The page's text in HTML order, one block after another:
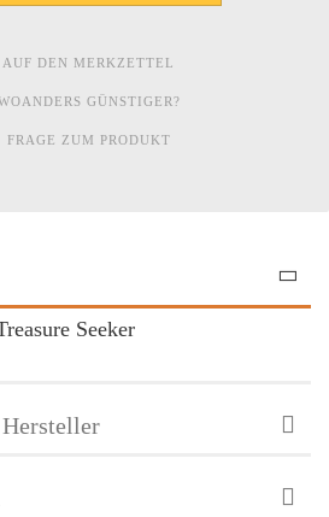
AUF DEN MERKZETTEL
GÜNSTIGER?
FRAGE ZUM PRODUKT
Seeker